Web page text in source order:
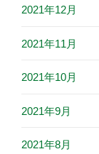
2021年12月
2021年11月
2021年10月
2021年9月
2021年8月